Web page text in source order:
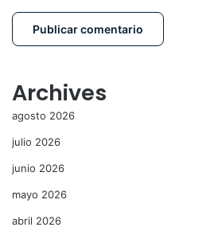
Archives
agosto 2026
julio 2026
junio 2026
mayo 2026
abril 2026